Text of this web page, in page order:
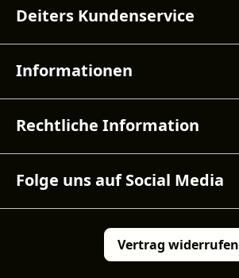
Deiters Kundenservice
Informationen
Rechtliche Information
Folge uns auf Social Media
Vertrag widerrufen